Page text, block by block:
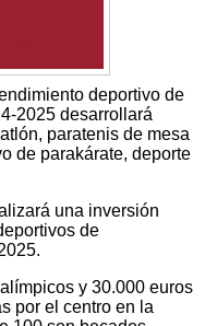
deportivo de
2025 desarrollará
paratenis de mesa
de parakárate, deporte
una inversión
de
y 30.000 euros
por el centro en la